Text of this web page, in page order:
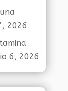
2026
6, 2026